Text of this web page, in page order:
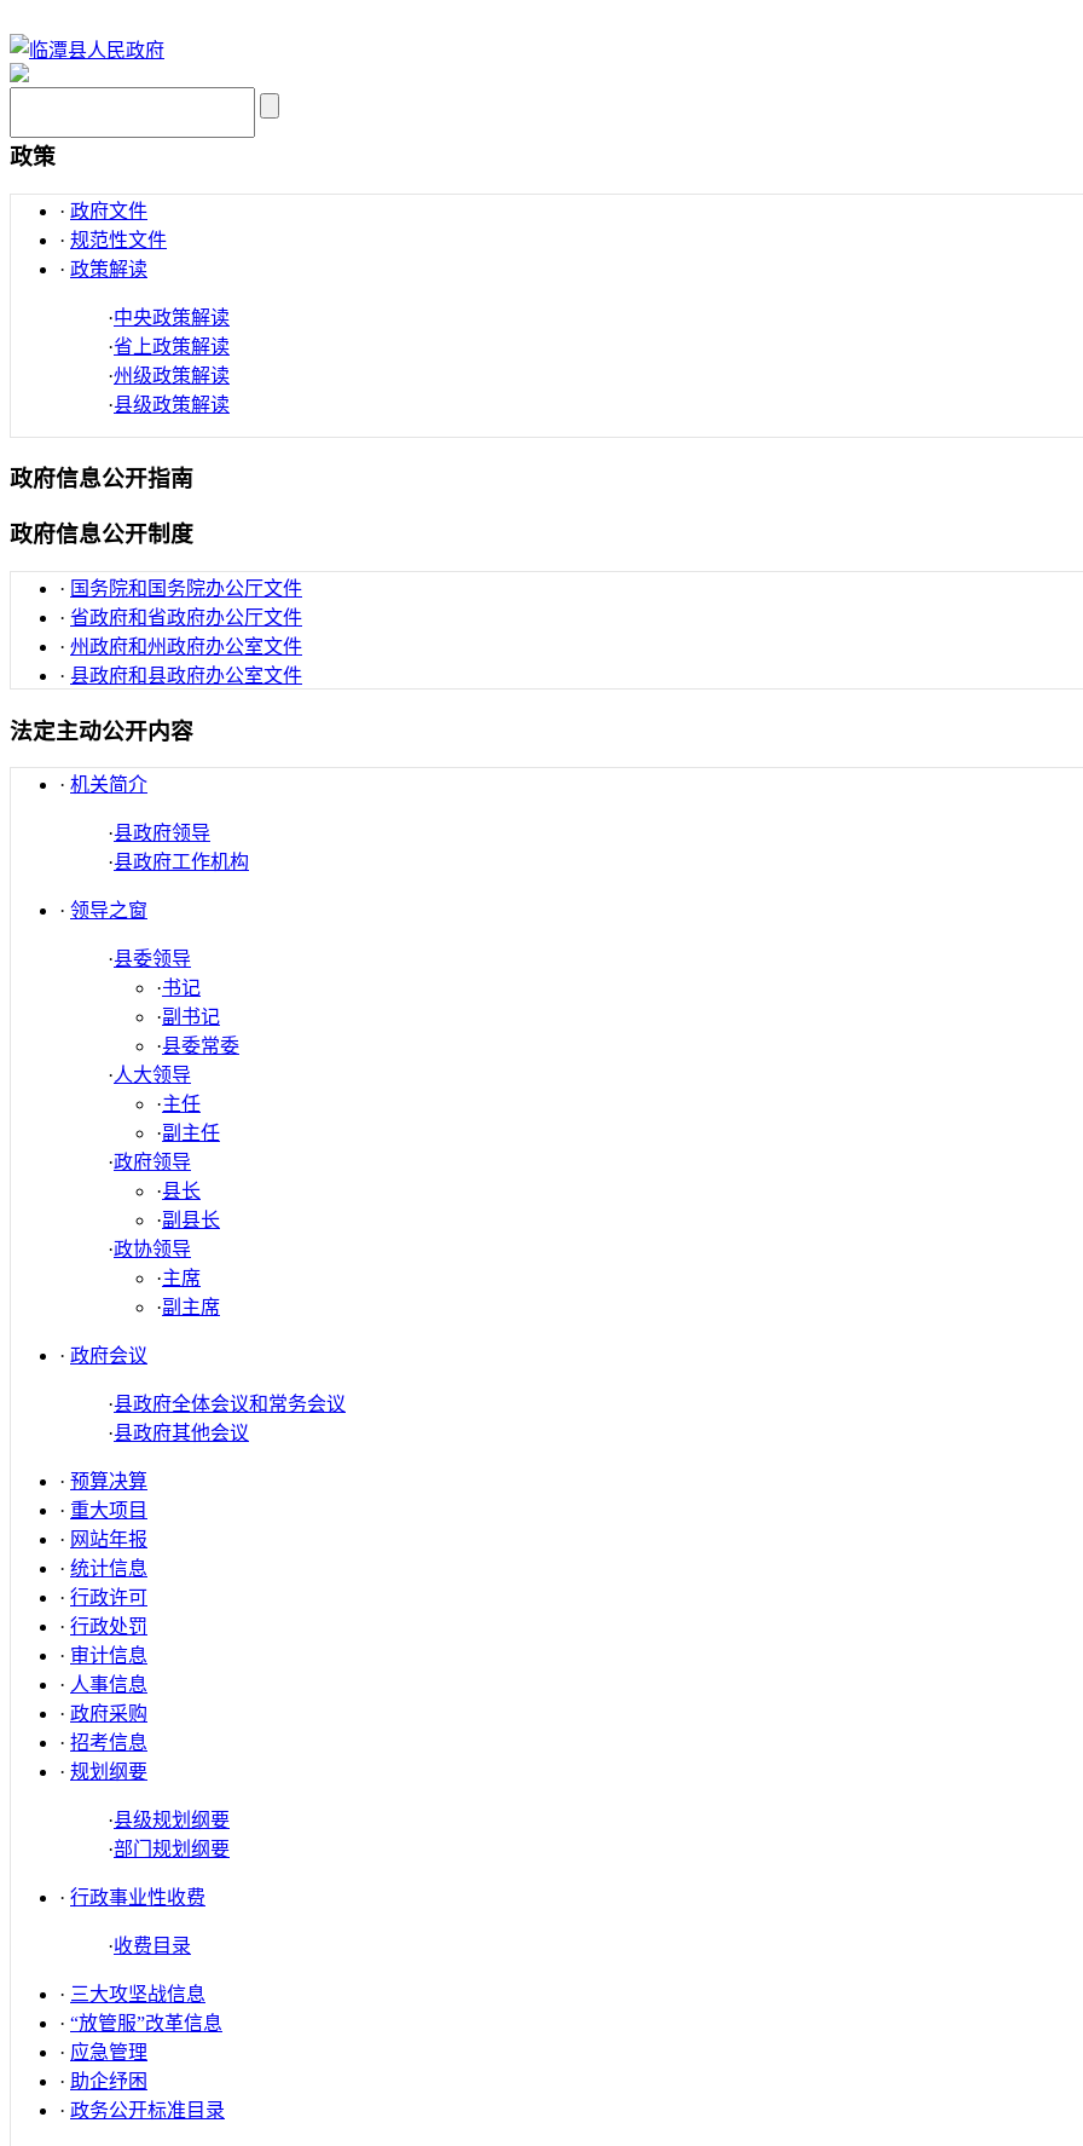
政策
· 政府文件
· 规范性文件
· 政策解读
·中央政策解读
·省上政策解读
·州级政策解读
·县级政策解读
政府信息公开指南
政府信息公开制度
· 国务院和国务院办公厅文件
· 省政府和省政府办公厅文件
· 州政府和州政府办公室文件
· 县政府和县政府办公室文件
法定主动公开内容
· 机关简介
·县政府领导
·县政府工作机构
· 领导之窗
·县委领导
·书记
·副书记
·县委常委
·人大领导
·主任
·副主任
·政府领导
·县长
·副县长
·政协领导
·主席
·副主席
· 政府会议
·县政府全体会议和常务会议
·县政府其他会议
· 预算决算
· 重大项目
· 网站年报
· 统计信息
· 行政许可
· 行政处罚
· 审计信息
· 人事信息
· 政府采购
· 招考信息
· 规划纲要
·县级规划纲要
·部门规划纲要
· 行政事业性收费
·收费目录
· 三大攻坚战信息
· “放管服”改革信息
· 应急管理
· 助企纾困
· 政务公开标准目录